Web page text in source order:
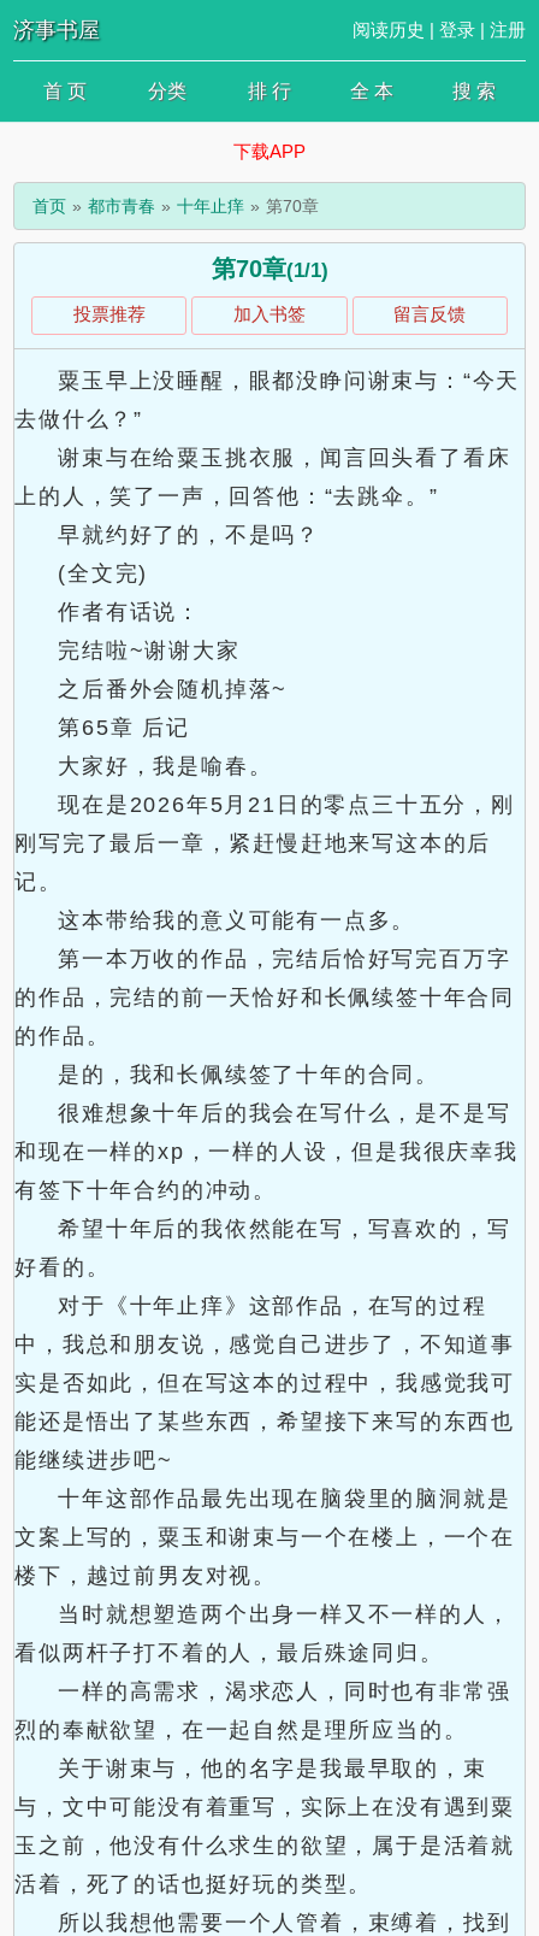
济事书屋 阅读历史 | 登录| 注册
首 页 分类 排 行 全 本 搜 索
下载APP
首页 都市青春 十年止痒 第70章
第70章(1/1)
投票推荐 加入书签 留言反馈
粟玉早上没睡醒，眼都没睁问谢束与：“今天
去做什么？”
谢束与在给粟玉挑衣服，闻言回头看了看床
上的人，笑了一声，回答他：“去跳伞。”
早就约好了的，不是吗？
(全文完)
作者有话说：
完结啦~谢谢大家
之后番外会随机掉落~
第65章 后记
大家好，我是喻春。
现在是2026年5月21日的零点三十五分，刚
刚写完了最后一章，紧赶慢赶地来写这本的后
记。
这本带给我的意义可能有一点多。
第一本万收的作品，完结后恰好写完百万字
的作品，完结的前一天恰好和长佩续签十年合同
的作品。
是的，我和长佩续签了十年的合同。
很难想象十年后的我会在写什么，是不是写
和现在一样的xp，一样的人设，但是我很庆幸我
有签下十年合约的冲动。
希望十年后的我依然能在写，写喜欢的，写
好看的。
对于《十年止痒》这部作品，在写的过程
中，我总和朋友说，感觉自己进步了，不知道事
实是否如此，但在写这本的过程中，我感觉我可
能还是悟出了某些东西，希望接下来写的东西也
能继续进步吧~
十年这部作品最先出现在脑袋里的脑洞就是
文案上写的，粟玉和谢束与一个在楼上，一个在
楼下，越过前男友对视。
当时就想塑造两个出身一样又不一样的人，
看似两杆子打不着的人，最后殊途同归。
一样的高需求，渴求恋人，同时也有非常强
烈的奉献欲望，在一起自然是理所应当的。
关于谢束与，他的名字是我最早取的，束
与，文中可能没有着重写，实际上在没有遇到粟
玉之前，他没有什么求生的欲望，属于是活着就
活着，死了的话也挺好玩的类型。
所以我想他需要一个人管着，束缚着，找到